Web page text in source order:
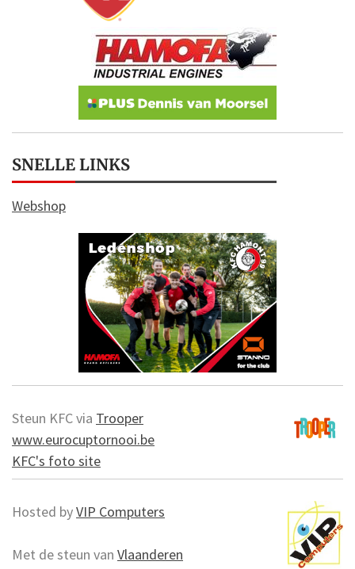
SNELLE LINKS
Webshop
Steun KFC via Trooper
www.eurocuptornooi.be
KFC's foto site
Hosted byVIP Computers
Met de steun van Vlaanderen